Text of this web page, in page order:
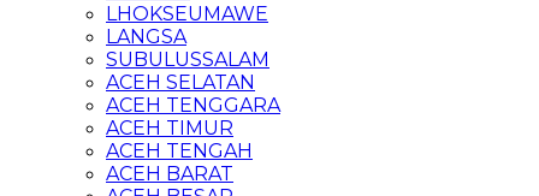
LHOKSEUMAWE
LANGSA
SUBULUSSALAM
ACEH SELATAN
ACEH TENGGARA
ACEH TIMUR
ACEH TENGAH
ACEH BARAT